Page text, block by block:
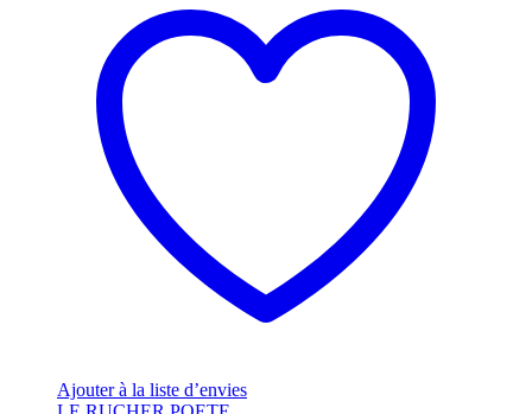
Ajouter à la liste d’envies